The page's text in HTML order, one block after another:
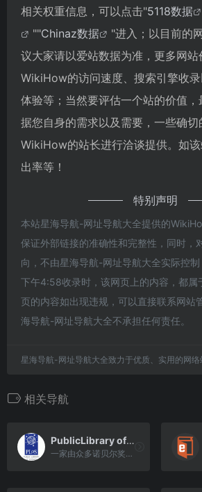
相关权重信息，可以点击"5118数据
""Chinaz数据
"进入；以目前的
议大家请以爱站数据为准，更多网站
WikiHow的访问速度、搜索引擎收
体验等；当然要评估一个站的价值
据您自身的需求以及需要，一些确
WikiHow的站长进行洽谈提供。如
出率等！
特别声明
本站星海导航-网址导航大全提供的
保证外部链接的准确性和完整性，同时，
向，不由星海导航-网址导航大全实际控
下午4:58收录时，该网页上的内容，都属
页的内容如出现违规，可以直接联系网站
海导航-网址导航大全不承担任何责任。
星海导航-网址导航大全致力于优质、实用的网络
相关导航
PublicLibrary of Science
一家由众多诺贝尔奖得主和慈善机构支持的非赢利性学术组织